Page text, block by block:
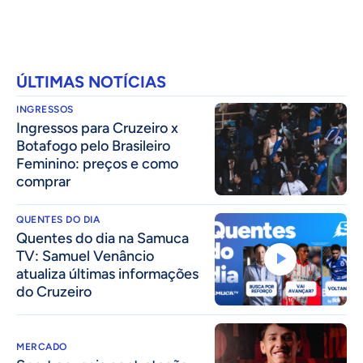
ÚLTIMAS NOTÍCIAS
INGRESSOS
Ingressos para Cruzeiro x
Botafogo pelo Brasileiro
Feminino: preços e como
comprar
QUENTES DO DIA
Quentes do dia na Samuca
TV: Samuel Venâncio
atualiza últimas informações
do Cruzeiro
MERCADO